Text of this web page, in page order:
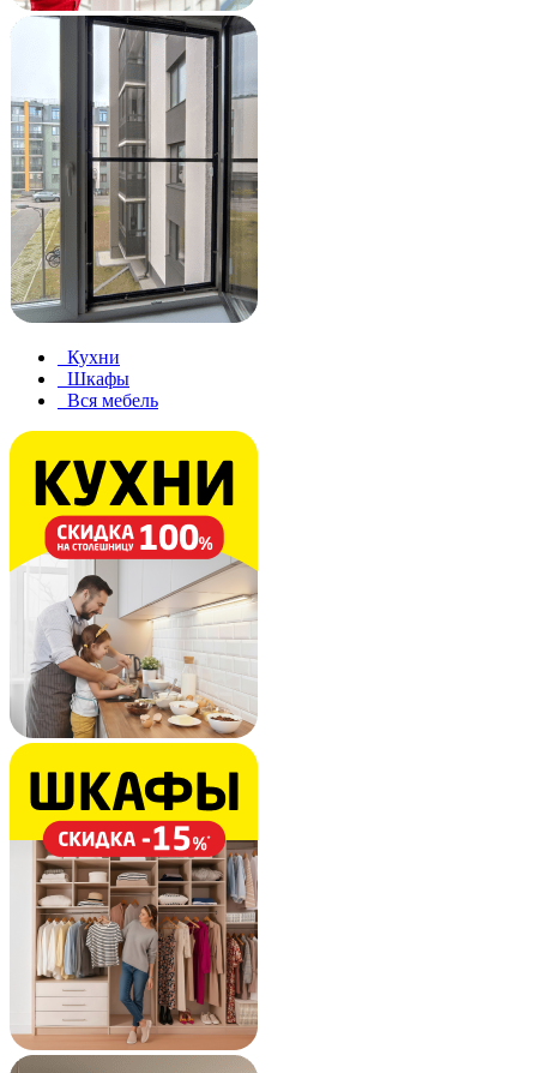
Кухни
Шкафы
Вся мебель